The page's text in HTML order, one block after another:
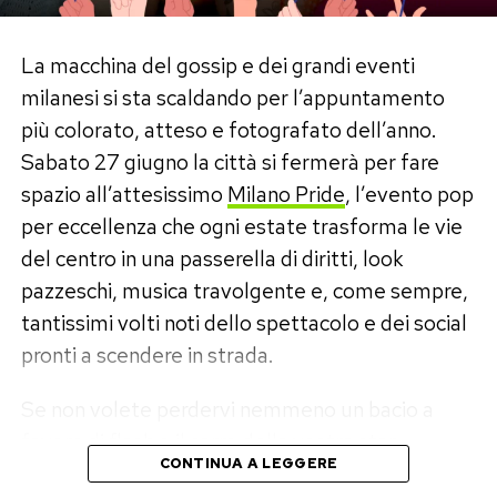
« Va bene la mitigazione del cambiamento
climatico, ma quanno ce vo’ serve anche
l’adattamento.»
Una frase che, letta tra le righe, suona come
una critica a quelle posizioni che negli anni hanno
guardato con sospetto all’uso dell’aria
condizionata in nome della sostenibilità
ambientale. Per Gori, invece, quando il caldo
diventa un’emergenza la priorità resta la tutela
delle persone.
L’iniziativa di Gualtieri prova a tenere insieme
La macchina del gossip e dei grandi eventi
milanesi si sta scaldando per l’appuntamento
più colorato, atteso e fotografato dell’anno.
Sabato 27 giugno la città si fermerà per fare
spazio all’attesissimo Milano Pride, l’evento pop
per eccellenza che ogni estate trasforma le vie
del centro in una passerella di diritti, look
pazzeschi, musica travolgente e, come sempre,
tantissimi volti noti dello spettacolo e dei social
pronti a scendere in strada.
favore di flash o il carro della vostra star
preferita, ecco la guida definitiva per vivere
CONTINUA A LEGGERE